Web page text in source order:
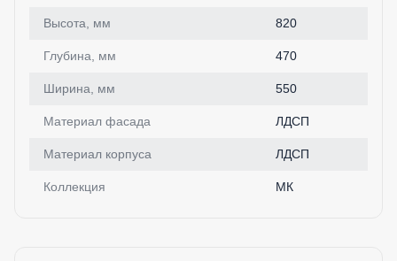
Высота, мм 820
Глубина, мм 470
Ширина, мм 550
Материал фасада ЛДСП
Материал корпуса ЛДСП
Коллекция МК